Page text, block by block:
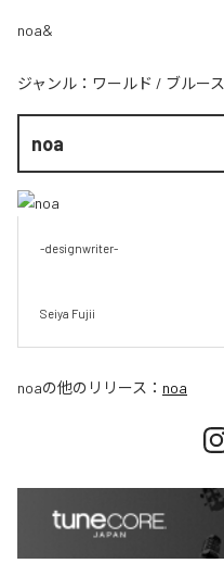
noa&
ジャンル： ワールド / ブルース
noa
-designwriter-
Seiya Fujii
noaの他のリリース： noa